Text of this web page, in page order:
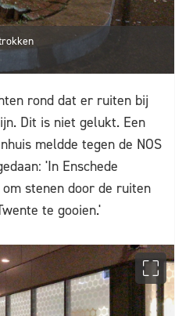
rond dat er ruiten bij
Dit is niet gelukt. Een
meldde tegen de NOS
'In Enschede
stenen door de ruiten
te gooien.'